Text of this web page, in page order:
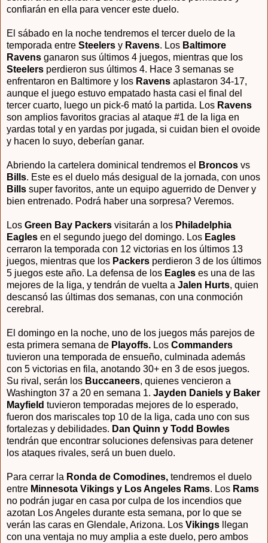
confiarán en ella para vencer este duelo.
El sábado en la noche tendremos el tercer duelo de la
temporada entre Steelers y Ravens. Los Baltimore
Ravens ganaron sus últimos 4 juegos, mientras que los
Steelers perdieron sus últimos 4. Hace 3 semanas se
enfrentaron en Baltimore y los Ravens aplastaron 34-17,
aunque el juego estuvo empatado hasta casi el final del
tercer cuarto, luego un pick-6 mató la partida. Los Ravens
son amplios favoritos gracias al ataque #1 de la liga en
yardas total y en yardas por jugada, si cuidan bien el ovoide
y hacen lo suyo, deberían ganar.
Abriendo la cartelera dominical tendremos el Broncos vs
Bills. Este es el duelo más desigual de la jornada, con unos
Bills super favoritos, ante un equipo aguerrido de Denver y
bien entrenado. Podrá haber una sorpresa? Veremos.
Los Green Bay Packers visitarán a los Philadelphia
Eagles en el segundo juego del domingo. Los Eagles
cerraron la temporada con 12 victorias en los últimos 13
juegos, mientras que los Packers perdieron 3 de los últimos
5 juegos este año. La defensa de los Eagles es una de las
mejores de la liga, y tendrán de vuelta a Jalen Hurts, quien
descansó las últimas dos semanas, con una conmoción
cerebral.
El domingo en la noche, uno de los juegos más parejos de
esta primera semana de Playoffs. Los Commanders
tuvieron una temporada de ensueño, culminada además
con 5 victorias en fila, anotando 30+ en 3 de esos juegos.
Su rival, serán los Buccaneers, quienes vencieron a
Washington 37 a 20 en semana 1. Jayden Daniels y Baker
Mayfield tuvieron temporadas mejores de lo esperado,
fueron dos mariscales top 10 de la liga, cada uno con sus
fortalezas y debilidades. Dan Quinn y Todd Bowles
tendrán que encontrar soluciones defensivas para detener
los ataques rivales, será un buen duelo.
Para cerrar la Ronda de Comodines, tendremos el duelo
entre Minnesota Vikings y Los Angeles Rams. Los Rams
no podrán jugar en casa por culpa de los incendios que
azotan Los Angeles durante esta semana, por lo que se
verán las caras en Glendale, Arizona. Los Vikings
llegan
con una ventaja no muy amplia a este duelo, pero ambos